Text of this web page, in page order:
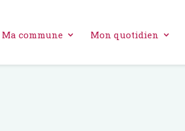
Ma commune Mon quotidien